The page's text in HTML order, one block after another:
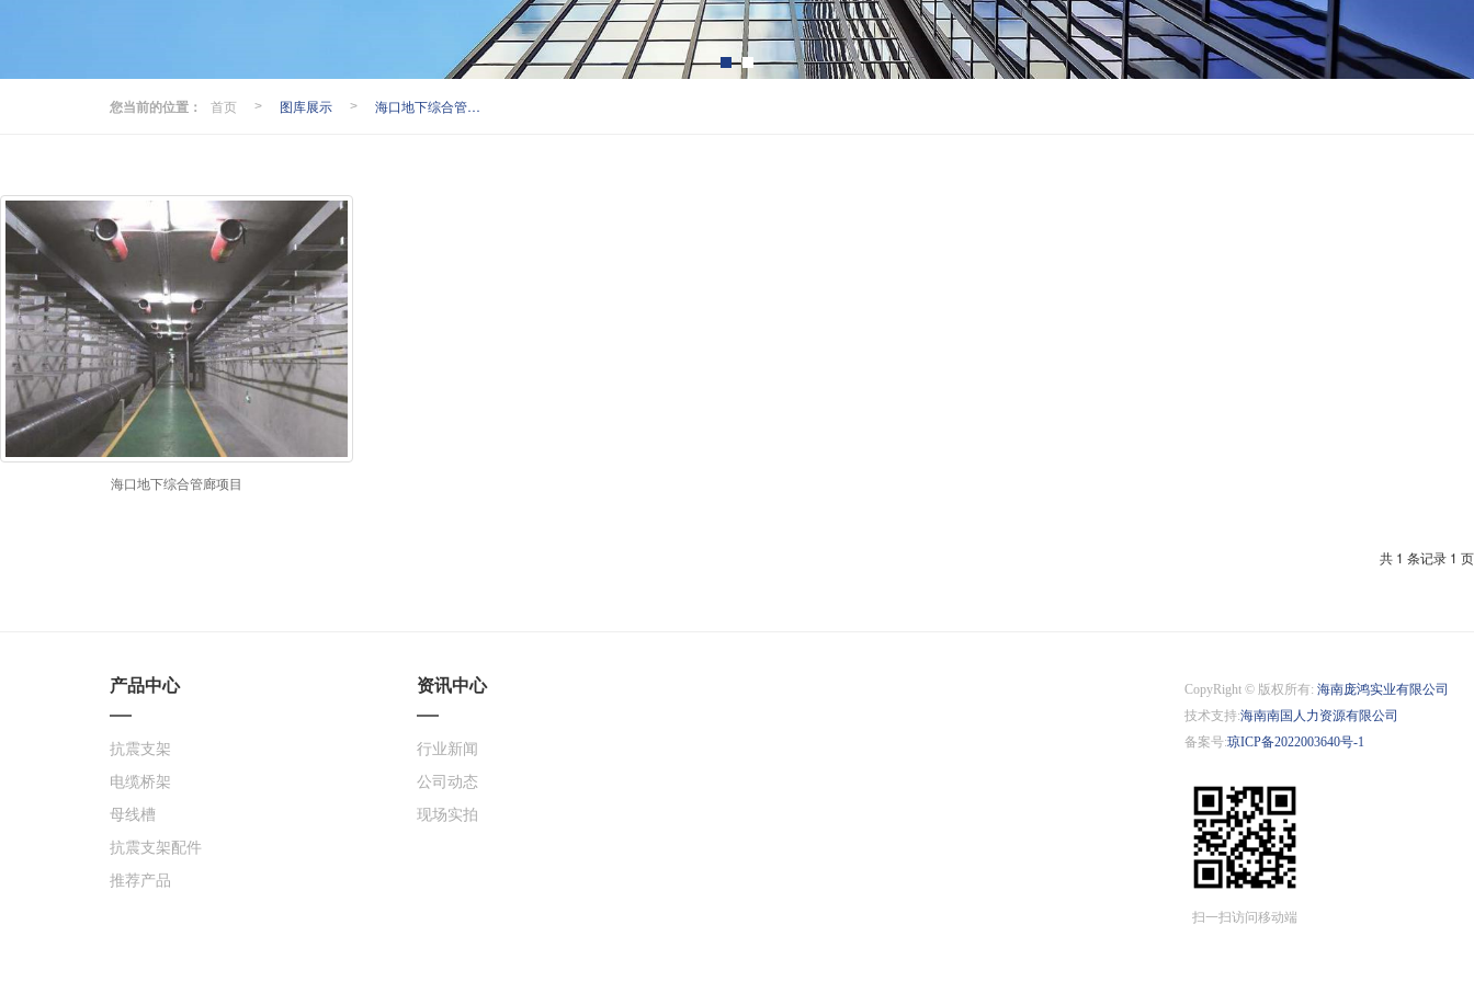
您当前的位置： 首页 > 图库展示 > 海口地下综合管廊项目
海口地下综合管廊项目
共 1 条记录 1 页
产品中心
抗震支架
电缆桥架
母线槽
抗震支架配件
推荐产品
资讯中心
行业新闻
公司动态
现场实拍
CopyRight © 版权所有: 海南庞鸿实业有限公司
技术支持:海南南国人力资源有限公司
备案号:琼ICP备2022003640号-1
扫一扫访问移动端